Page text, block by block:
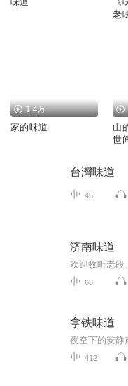
老
1.4万
家的味道
山
世
台灣味道
45
济南味道
68
拿铁味道
夜空下的安静
412